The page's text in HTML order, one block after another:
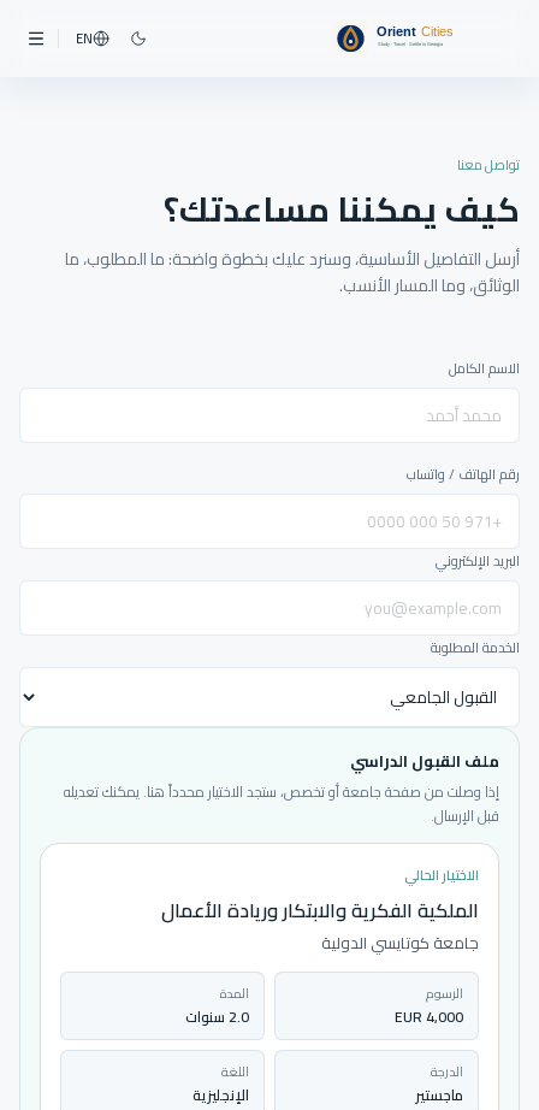
EN
تواصل معنا
كيف يمكننا مساعدتك؟
أرسل التفاصيل الأساسية، وسنرد عليك بخطوة واضحة: ما المطلوب، ما
الوثائق، وما المسار الأنسب.
الاسم الكامل
رقم الهاتف / واتساب
البريد الإلكتروني
الخدمة المطلوبة
ملف القبول الدراسي
إذا وصلت من صفحة جامعة أو تخصص، ستجد الاختيار محدداً هنا. يمكنك تعديله
قبل الإرسال.
الاختيار الحالي
الملكية الفكرية والابتكار وريادة الأعمال
جامعة كوتايسي الدولية
الرسوم
4,000 EUR
المدة
2.0 سنوات
الدرجة
ماجستير
اللغة
الإنجليزية